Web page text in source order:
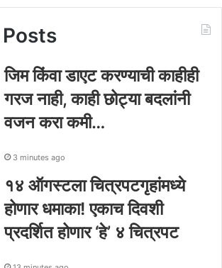
जिम किंवा डाएट करण्याची काहीही
गरज नाही, काही छोट्या बदलांनी
वजन करा कमी…
3 minutes ago
१४ ऑगस्टला चित्रपटगृहांमध्ये
होणार धमाका! एकाच दिवशी
प्रदर्शित होणार ‘हे’ ४ चित्रपट